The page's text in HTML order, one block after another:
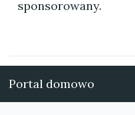
sponsorowany.
Portal domowo